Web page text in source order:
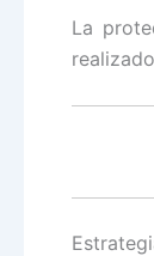
La